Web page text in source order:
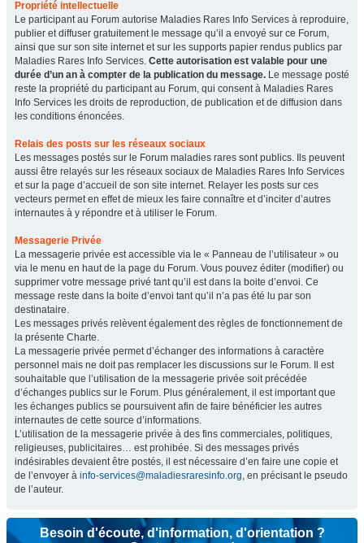
Propriété intellectuelle
Le participant au Forum autorise Maladies Rares Info Services à reproduire,
publier et diffuser gratuitement le message qu’il a envoyé sur ce Forum,
ainsi que sur son site internet et sur les supports papier rendus publics par
Maladies Rares Info Services. Cette autorisation est valable pour une
durée d’un an à compter de la publication du message. Le message posté
reste la propriété du participant au Forum, qui consent à Maladies Rares
Info Services les droits de reproduction, de publication et de diffusion dans
les conditions énoncées.
Relais des posts sur les réseaux sociaux
Les messages postés sur le Forum maladies rares sont publics. Ils peuvent
aussi être relayés sur les réseaux sociaux de Maladies Rares Info Services
et sur la page d’accueil de son site internet. Relayer les posts sur ces
vecteurs permet en effet de mieux les faire connaître et d’inciter d’autres
internautes à y répondre et à utiliser le Forum.
Messagerie Privée
La messagerie privée est accessible via le « Panneau de l’utilisateur » ou
via le menu en haut de la page du Forum. Vous pouvez éditer (modifier) ou
supprimer votre message privé tant qu’il est dans la boite d’envoi. Ce
message reste dans la boite d’envoi tant qu’il n’a pas été lu par son
destinataire.
Les messages privés relèvent également des règles de fonctionnement de
la présente Charte.
La messagerie privée permet d’échanger des informations à caractère
personnel mais ne doit pas remplacer les discussions sur le Forum. Il est
souhaitable que l’utilisation de la messagerie privée soit précédée
d’échanges publics sur le Forum. Plus généralement, il est important que
les échanges publics se poursuivent afin de faire bénéficier les autres
internautes de cette source d’informations.
L’utilisation de la messagerie privée à des fins commerciales, politiques,
religieuses, publicitaires… est prohibée. Si des messages privés
indésirables devaient être postés, il est nécessaire d’en faire une copie et
de l’envoyer à info-services@maladiesraresinfo.org, en précisant le pseudo
de l’auteur.
Besoin d'écoute, d'information, d'orientation ?